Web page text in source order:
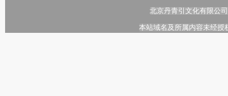
北京丹青引文化有限公
本站域名及所属内容未经授